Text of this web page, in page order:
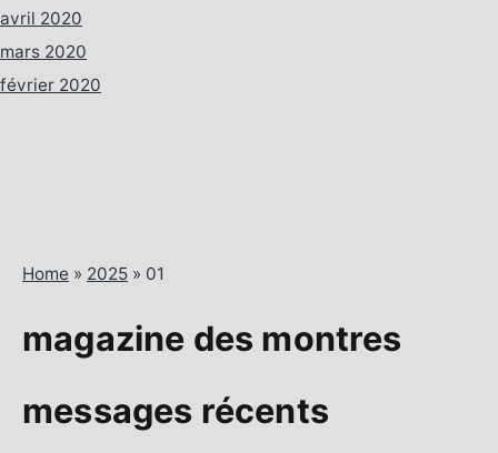
avril 2020
mars 2020
février 2020
Home » 2025 » 01
magazine des montres
messages récents